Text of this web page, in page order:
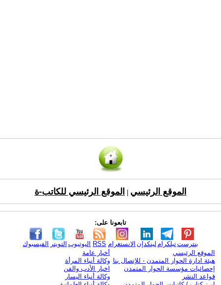
الموقع الرئيسي الموقع الرئيسي للكاتب-ة
تابعونا على:
الفيسبوك التويتر اليوتيوب RSS الانستغرام لينكدإن تيلكرامبنترست
الموقع الرئيسي
هيئة ادارة الحوار المتمدن - للإتصال بنا
إحصائيات مؤسسة الحوار المتمدن
قواعد النشر
أخبار عامة
وكالة أنباء المرأة
اخبار الأدب والفن
وكالة أنباء اليسار